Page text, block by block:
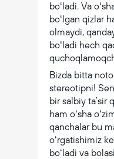
boʻladi. Va
boʻlgan qizlar
olmaydi,
boʻladi hech
Bizda bitta
stereotipni!
bir salbiy taʼsir
ham oʻsha
qanchalar bu
oʻrgatishimiz
boʻladi va